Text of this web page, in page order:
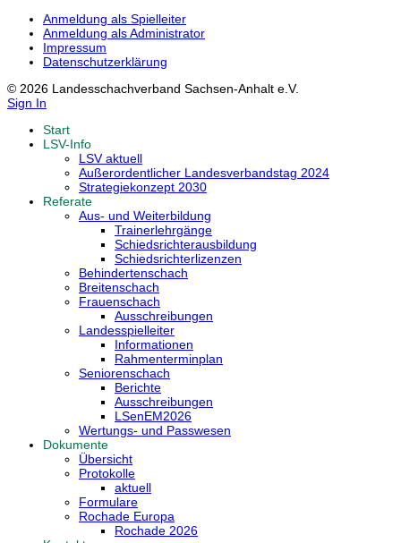
Anmeldung als Spielleiter
Anmeldung als Administrator
Impressum
Datenschutzerklärung
© 2026 Landesschachverband Sachsen-Anhalt e.V.
Sign In
Start
LSV-Info
LSV aktuell
Außerordentlicher Landesverbandstag 2024
Strategiekonzept 2030
Referate
Aus- und Weiterbildung
Trainerlehrgänge
Schiedsrichterausbildung
Schiedsrichterlizenzen
Behindertenschach
Breitenschach
Frauenschach
Ausschreibungen
Landesspielleiter
Informationen
Rahmenterminplan
Seniorenschach
Berichte
Ausschreibungen
LSenEM2026
Wertungs- und Passwesen
Dokumente
Übersicht
Protokolle
aktuell
Formulare
Rochade Europa
Rochade 2026